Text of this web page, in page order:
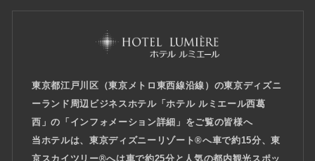
東京都江戸川区（東京メトロ東西線沿線）の東京ディズニ
ーランド周辺ビジネスホテル「ホテル ルミエール西葛
西」の「インフォメーション詳細」をご覧の皆様へ
当ホテルは、東京ディズニーリゾート®へ車で約15分、東
京スカイツリー®へは車で約25分と人気の都内観光スポッ